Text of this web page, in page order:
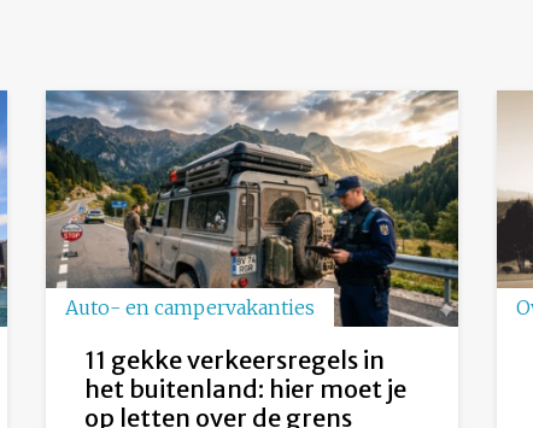
Auto- en campervakanties
11 gekke verkeersregels in
het buitenland: hier moet je
op letten over de grens